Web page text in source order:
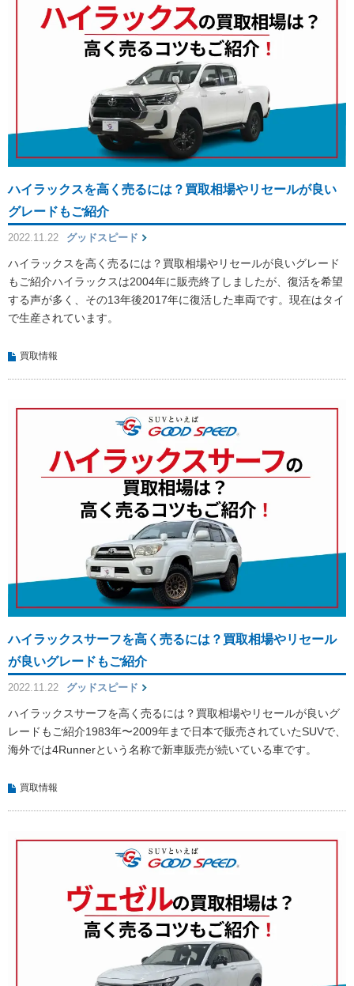
ハイラックスを高く売るには？買取相場やリセールが良い
グレードもご紹介
2022.11.22 グッドスピード
ハイラックスを高く売るには？買取相場やリセールが良いグレード
もご紹介ハイラックスは2004年に販売終了しましたが、復活を希望
する声が多く、その13年後2017年に復活した車両です。現在はタイ
で生産されています。
買取情報
ハイラックスサーフを高く売るには？買取相場やリセール
が良いグレードもご紹介
2022.11.22 グッドスピード
ハイラックスサーフを高く売るには？買取相場やリセールが良いグ
レードもご紹介1983年〜2009年まで日本で販売されていたSUVで、
海外では4Runnerという名称で新車販売が続いている車です。
買取情報